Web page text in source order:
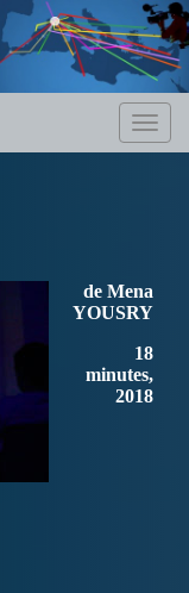
de Mena
YOUSRY
18
minutes,
2018